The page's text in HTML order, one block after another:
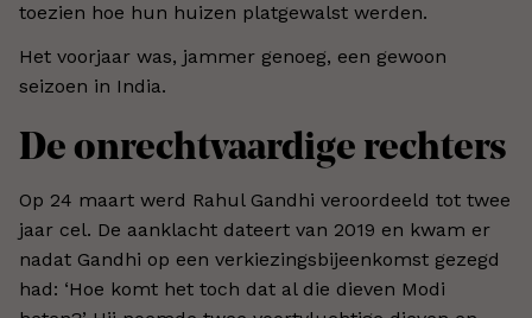
toezien hoe hun huizen platgewalst werden.
Het voorjaar was, jammer genoeg, een gewoon
seizoen in India.
De onrechtvaardige rechters
Op 24 maart werd Rahul Gandhi veroordeeld tot twee
jaar cel. De aanklacht dateert van 2019 en kwam er
nadat Gandhi op een verkiezingsbijeenkomst gezegd
had: ‘Hoe komt het toch dat al die dieven Modi